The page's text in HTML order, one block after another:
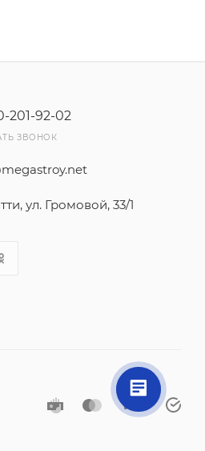
201-92-02
ЗВОНОК
ул. Громовой, 33/1